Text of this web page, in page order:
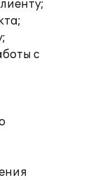
с